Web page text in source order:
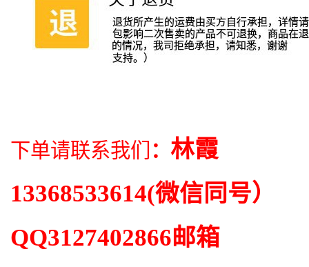
下单请联系我们 ： 林霞
13368533614(微信同号）
QQ3127402866邮箱